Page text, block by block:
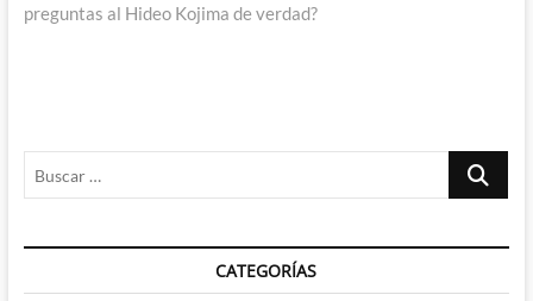
preguntas al Hideo Kojima de verdad?
Buscar
CATEGORÍAS